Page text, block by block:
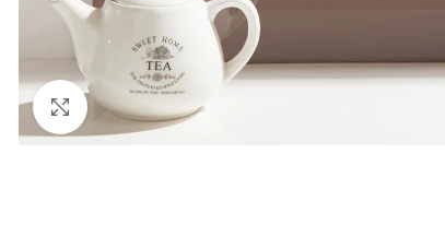
Haga Click para agrandar